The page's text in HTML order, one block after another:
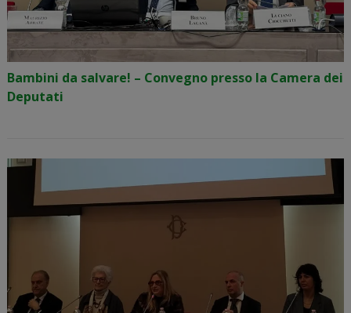
Bambini da salvare! – Convegno presso la Camera dei
Deputati